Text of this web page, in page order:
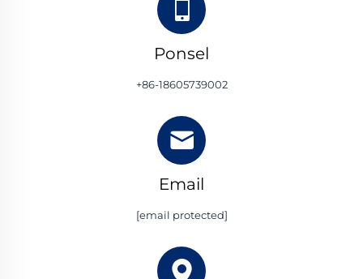
Ponsel
+86-18605739002
Email
[email protected]